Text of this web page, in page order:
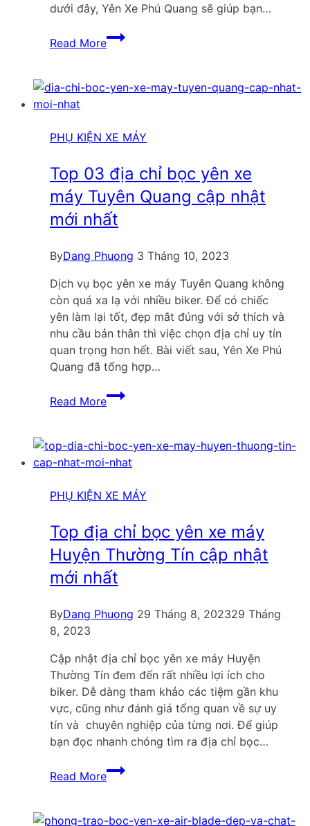
dưới đây, Yên Xe Phú Quang sẽ giúp bạn…
Read More
Top
03
chỉ
xe
Quận
5
cập
nhật
nhất
PHỤ KIỆN XE MÁY
Top 03 địa chỉ bọc yên xe
máy Tuyên Quang cập nhật
mới nhất
ByDang Phuong 3 Tháng 10, 2023
Dịch vụ bọc yên xe máy Tuyên Quang không
còn quá xa lạ với nhiều biker. Để có chiếc
yên làm lại tốt, đẹp mắt đúng với sở thích và
nhu cầu bản thân thì việc chọn địa chỉ uy tín
quan trọng hơn hết. Bài viết sau, Yên Xe Phú
Quang đã tổng hợp…
Read More
Top
03
chỉ
bọc
xe
Tuyên
Quang
cập
nhật
nhất
PHỤ KIỆN XE MÁY
Top địa chỉ bọc yên xe máy
Huyện Thường Tín cập nhật
mới nhất
ByDang Phuong 29 Tháng 8, 202329 Tháng
8, 2023
Cập nhật địa chỉ bọc yên xe máy Huyện
Thường Tín đem đến rất nhiều lợi ích cho
biker. Dễ dàng tham khảo các tiệm gần khu
vực, cũng như đánh giá tổng quan về sự uy
tín và chuyên nghiệp của từng nơi. Để giúp
bạn đọc nhanh chóng tìm ra địa chỉ bọc…
Read More
Top
địa
bọc